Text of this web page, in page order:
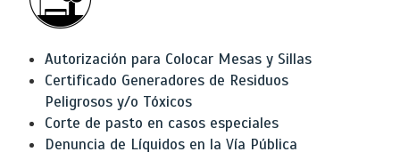
Autorización para Colocar Mesas y Sillas
Certificado Generadores de Residuos
Peligrosos y/o Tóxicos
Corte de pasto en casos especiales
Denuncia de Líquidos en la Vía Pública